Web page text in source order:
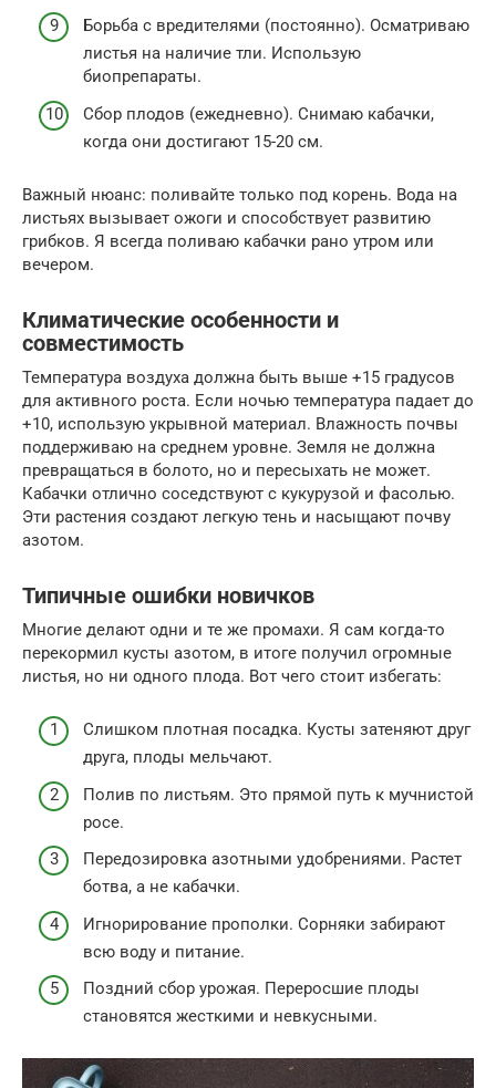
Борьба с вредителями (постоянно). Осматриваю
листья на наличие тли. Использую
биопрепараты.
Сбор плодов (ежедневно). Снимаю кабачки,
когда они достигают 15-20 см.
Важный нюанс: поливайте только под корень. Вода на
листьях вызывает ожоги и способствует развитию
грибков. Я всегда поливаю кабачки рано утром или
вечером.
Климатические особенности и
совместимость
Температура воздуха должна быть выше +15 градусов
для активного роста. Если ночью температура падает до
+10, использую укрывной материал. Влажность почвы
поддерживаю на среднем уровне. Земля не должна
превращаться в болото, но и пересыхать не может.
Кабачки отлично соседствуют с кукурузой и фасолью.
Эти растения создают легкую тень и насыщают почву
азотом.
Типичные ошибки новичков
Многие делают одни и те же промахи. Я сам когда-то
перекормил кусты азотом, в итоге получил огромные
листья, но ни одного плода. Вот чего стоит избегать:
Слишком плотная посадка. Кусты затеняют друг
друга, плоды мельчают.
Полив по листьям. Это прямой путь к мучнистой
росе.
Передозировка азотными удобрениями. Растет
ботва, а не кабачки.
Игнорирование прополки. Сорняки забирают
всю воду и питание.
Поздний сбор урожая. Переросшие плоды
становятся жесткими и невкусными.